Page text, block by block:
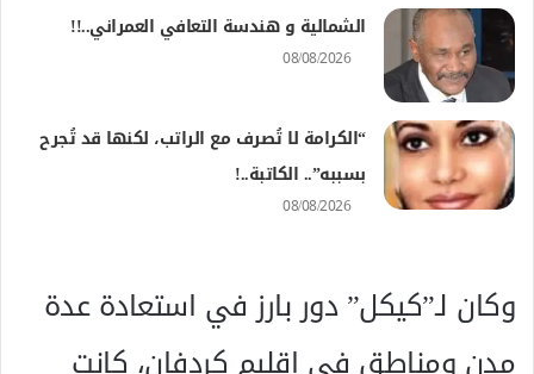
الشمالية و هندسة التعافي العمراني..!!
08/08/2026
“الكرامة لا تُصرف مع الراتب، لكنها قد تُجرح
بسببه”.. الكاتبة..!
08/08/2026
وكان لـ”كيكل” دور بارز في استعادة عدة